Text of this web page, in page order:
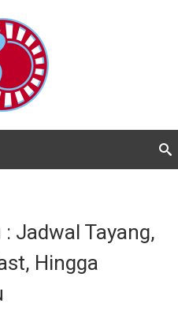
Jadwal Tayang,
Hingga